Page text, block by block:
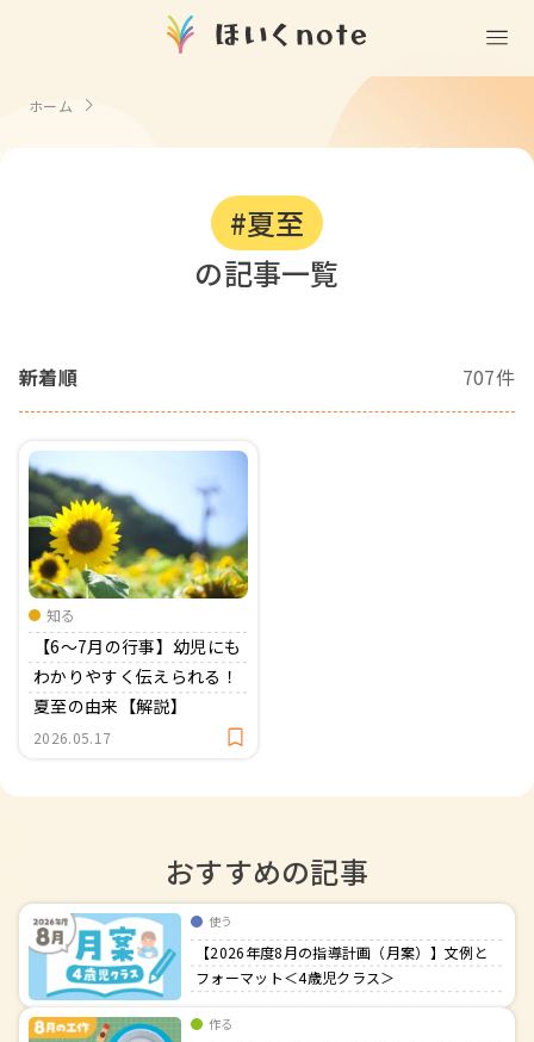
(無料)
ことば遊び
隙間時間
伝承遊び
衛生
役立ち
資格・スキルアップ
壁紙
おたより文例
月案
年間カリキュラム
園情報
Goods
クリエイター
ホーム
#夏至
の記事一覧
新着順 707件
知る
【6～7月の行事】幼児にも
わかりやすく伝えられる！
夏至の由来【解説】
2026.05.17
おすすめの記事
使う
【2026年度8月の指導計画（月案）】文例と
フォーマット＜4歳児クラス＞
作る